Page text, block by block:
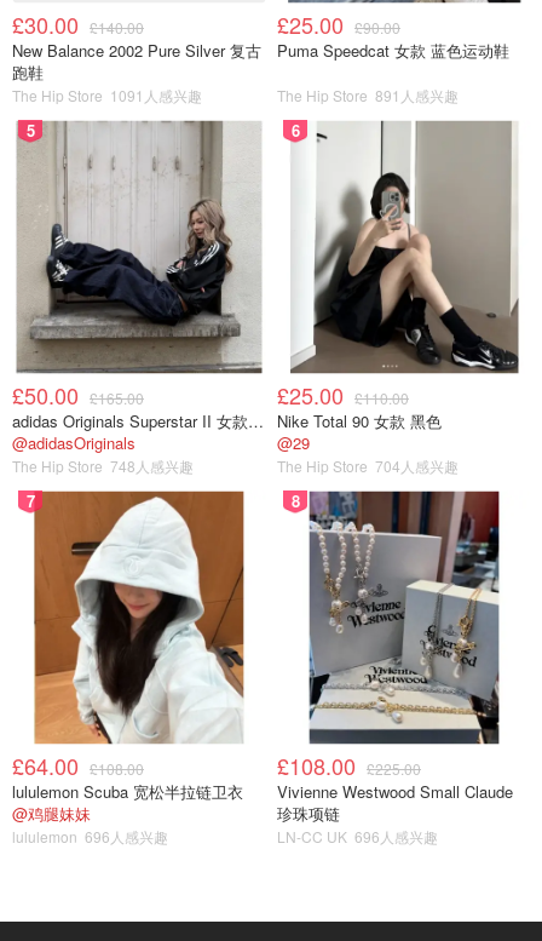
£30.00 £140.00
New Balance 2002 Pure Silver 复古
跑鞋
The Hip Store 1091人感兴趣
£25.00 £90.00
Puma Speedcat 女款 蓝色运动鞋
The Hip Store 891人感兴趣
5
£50.00 £165.00
adidas Originals Superstar II 女款串珠休闲鞋 黑色
@adidasOriginals
The Hip Store 748人感兴趣
6
£25.00 £110.00
Nike Total 90 女款 黑色
@29
The Hip Store 704人感兴趣
7
£64.00 £108.00
lululemon Scuba 宽松半拉链卫衣
@鸡腿妹妹
lululemon 696人感兴趣
8
£108.00 £225.00
Vivienne Westwood Small Claude
珍珠项链
LN-CC UK 696人感兴趣